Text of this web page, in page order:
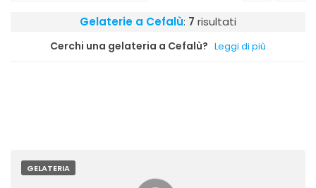
Gelaterie a Cefalù: 7 risultati
Cerchi una gelateria a Cefalù? Leggi di più
GELATERIA